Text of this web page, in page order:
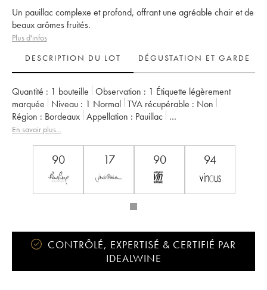
Un pauillac complexe et profond, offrant une agréable chair et de
beaux arômes fruités.
Plus d'infos
DESCRIPTION DU LOT
DÉGUSTATION ET GARDE
Quantité : 1 bouteille Observation : 1 Étiquette légèrement
marquée
Niveau : 1 Normal TVA récupérable :
non
Région :
Bordeaux Appellation : Pauillac
Classement :
En savoir plus...
90 17 90 94
CONTRÔLÉ, EXPERTISÉ & CERTIFIÉ PAR
IDEALWINE